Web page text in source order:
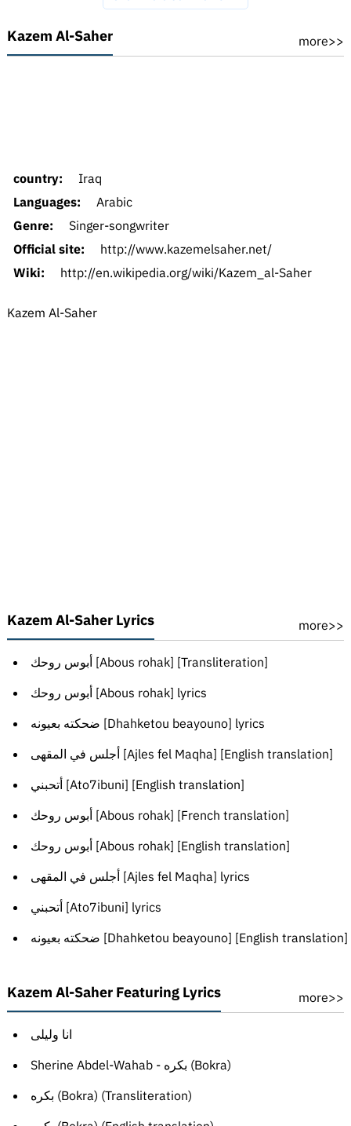
Kazem Al-Saher more>>
country:
Iraq
Languages:
Arabic
Genre:
Singer-songwriter
Official site:
http://www.kazemelsaher.net/
Wiki:
http://en.wikipedia.org/wiki/Kazem_al-Saher
Kazem Al-Saher
Kazem Al-Saher Lyrics more>>
أبوس روحك [Abous rohak] [Transliteration]
أبوس روحك [Abous rohak] lyrics
ضحكته بعيونه [Dhahketou beayouno] lyrics
أجلس في المقهى [Ajles fel Maqha] [English translation]
أتحبني [Ato7ibuni] [English translation]
أبوس روحك [Abous rohak] [French translation]
أبوس روحك [Abous rohak] [English translation]
أجلس في المقهى [Ajles fel Maqha] lyrics
أتحبني [Ato7ibuni] lyrics
ضحكته بعيونه [Dhahketou beayouno] [English translation]
Kazem Al-Saher Featuring Lyrics more>>
انا وليلى
Sherine Abdel-Wahab - بكره (Bokra)
بكره (Bokra) (Transliteration)